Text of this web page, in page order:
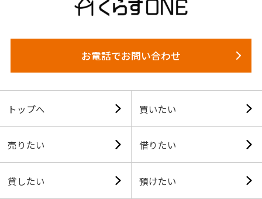
お電話でお問い合わせ
トップへ 買いたい
売りたい 借りたい
貸したい 預けたい